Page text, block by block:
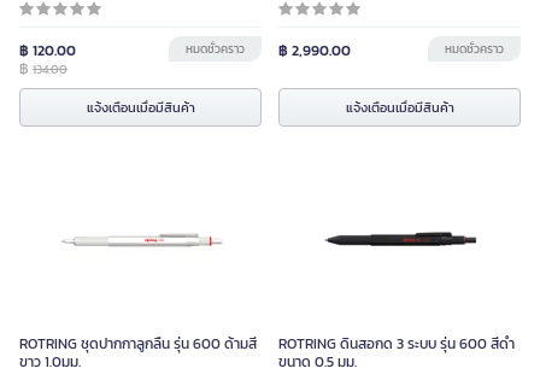
฿ 120.00
฿ 134.00
หมดชั่วคราว
แจ้งเตือนเมื่อมีสินค้า
฿ 2,990.00 หมดชั่วคราว
แจ้งเตือนเมื่อมีสินค้า
ROTRING ชุดปากกาลูกลื่น รุ่น 600 ด้ามสี
ขาว 1.0มม.
ROTRING ดินสอกด 3 ระบบ รุ่น 600 สีดำ
ขนาด 0.5 มม.